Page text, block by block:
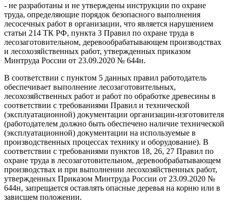
- не разработаны и не утверждены инструкции по охране
труда, определяющие порядок безопасного выполнения
лесосечных работ в организации, что является нарушением
статьи 214 ТК РФ, пункта 3 Правил по охране труда в
лесозаготовительном, деревообрабатывающем производствах
и лесохозяйственных работ, утвержденных приказом
Минтруда России от 23.09.2020 № 644н.
В соответствии с пунктом 5 данных правил работодатель
обеспечивает выполнение лесозаготовительных,
лесохозяйственных работ и работ по обработке древесины в
соответствии с требованиями Правил и технической
(эксплуатационной) документации организации-изготовителя
(работодателем должно быть обеспечено наличие технической
(эксплуатационной) документации на используемые в
производственных процессах технику и оборудование). В
соответствии с требованиями пунктов 18, 26, 27 Правил по
охране труда в лесозаготовительном, деревообрабатывающем
производствах и при выполнении лесохозяйственных работ,
утвержденных Приказом Минтруда России от 23.09.2020 №
644н, запрещается оставлять опасные деревья на корню или в
зависшем положении.